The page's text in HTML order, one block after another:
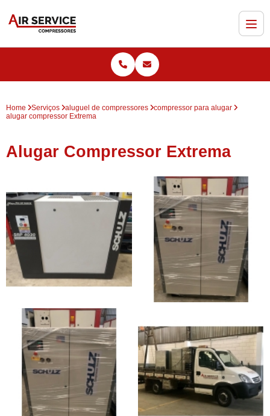
Home Serviços aluguel de compressores
compressor para alugar
alugar compressor Extrema
Alugar Compressor Extrema